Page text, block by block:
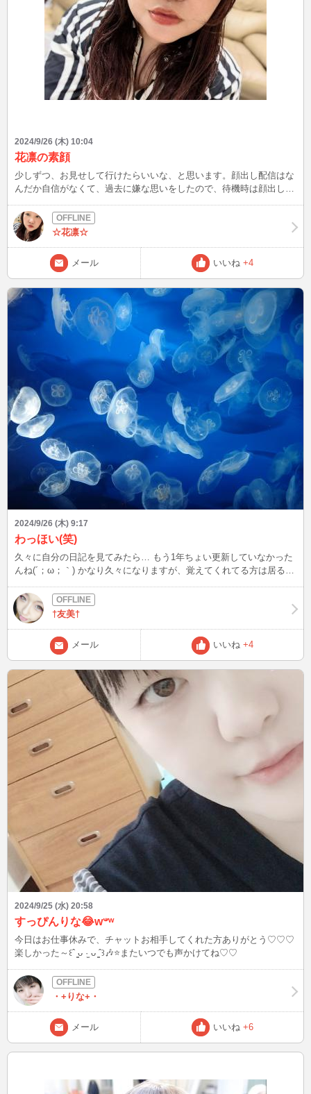
2024/9/26 (木) 10:04
花凛の素顔
少しずつ、お見せして行けたらいいな、と思います。顔出し配信はな
んだか自信がなくて、過去に嫌な思いをしたので、待機時は顔出しし
す。夜22時から最大2時までいます。お誘いお待ちしてますね。待ち
合わせもOKです！
☆花凛☆
メール いいね +4
2024/9/26 (木) 9:17
わっほい(笑)
久々に自分の日記を見てみたら… もう1年ちょい更新していなかった
んね(´；ω；｀) かなり久々になりますが、覚えてくれてる方は居るか
な(*´∀｀*) チャットに来れる日は少ないけど、日記くらいは更新しよ
うかな(；´Д｀)
†友美†
メール いいね +4
2024/9/25 (水) 20:58
すっぴんりな😂w𐤔ʷ
今日はお仕事休みで、チャットお相手してくれた方ありがとう♡♡♡
楽しかった～꒰ˆ ̳ᴗ ·̫ ᴗ ̳ˆ꒱🎶⭐️またいつでも声かけてね♡♡
・+りな+・
メール いいね +6